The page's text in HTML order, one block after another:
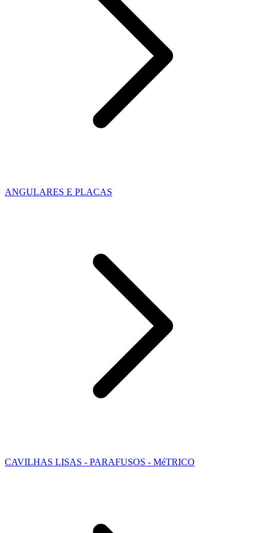
ANGULARES E PLACAS
CAVILHAS LISAS - PARAFUSOS - MéTRICO